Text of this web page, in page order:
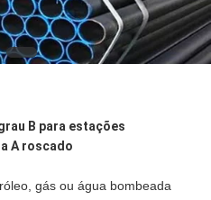
B para estações
A roscado
gás ou água bombeada